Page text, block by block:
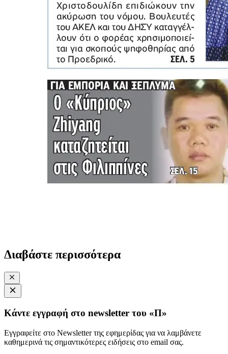
Διαβάστε περισσότερα
Κάντε εγγραφή στο newsletter του «Π»
Εγγραφείτε στο Newsletter της εφημερίδας για να λαμβάνετε
καθημερινά τις σημαντικότερες ειδήσεις στο email σας.